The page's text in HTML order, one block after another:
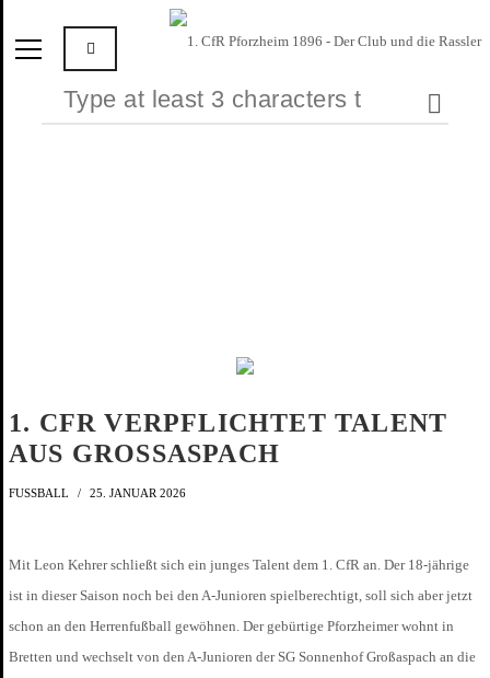
1. CFR VERPFLICHTET TALENT
AUS GROSSASPACH
FUSSBALL 25. JANUAR 2026
Mit Leon Kehrer schließt sich ein junges Talent dem 1. CfR an. Der 18-jährige
ist in dieser Saison noch bei den A-Junioren spielberechtigt, soll sich aber jetzt
schon an den Herrenfußball gewöhnen. Der gebürtige Pforzheimer wohnt in
Bretten und wechselt von den A-Junioren der SG Sonnenhof Großaspach an die